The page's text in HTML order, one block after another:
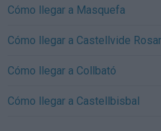
Cómo llegar a Masquefa
Cómo llegar a Castellvide
Cómo llegar a Collbató
Cómo llegar a Castellbisbal